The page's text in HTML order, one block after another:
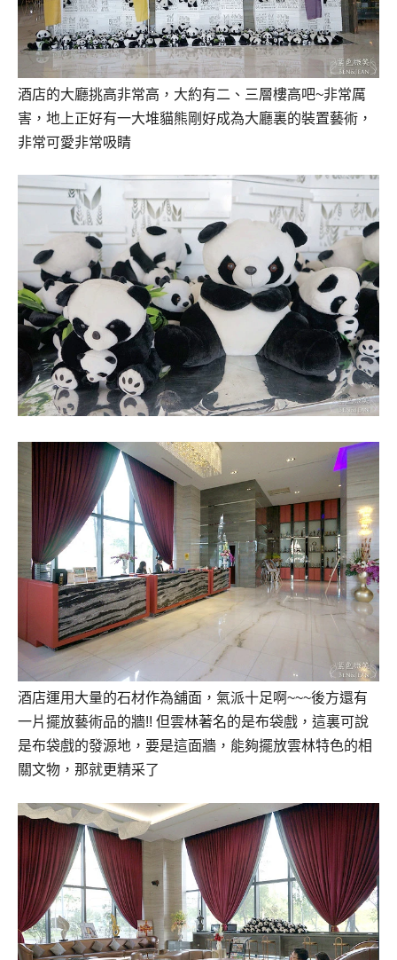
酒店的大廳挑高非常高，大約有二、三層樓高吧~非常厲
害，地上正好有一大堆貓熊剛好成為大廳裏的裝置藝術，
非常可愛非常吸睛
酒店運用大量的石材作為舖面，氣派十足啊~~~後方還有
一片擺放藝術品的牆!! 但雲林著名的是布袋戲，這裏可說
是布袋戲的發源地，要是這面牆，能夠擺放雲林特色的相
關文物，那就更精采了